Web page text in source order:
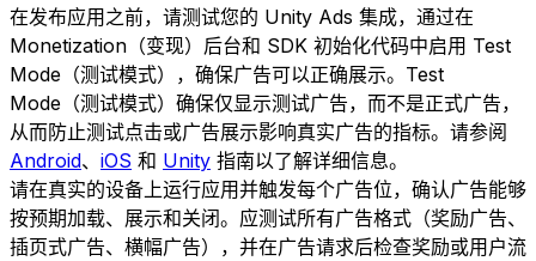
在发布应用之前，请测试您的 Unity Ads 集成，通过在
Monetization（变现）后台和 SDK 初始化代码中启用 Test
Mode（测试模式），确保广告可以正确展示。Test
Mode（测试模式）确保仅显示测试广告，而不是正式广告，
从而防止测试点击或广告展示影响真实广告的指标。请参阅
Android、 iOS 和 Unity 指南以了解详细信息。
请在真实的设备上运行应用并触发每个广告位，确认广告能够
按预期加载、展示和关闭。应测试所有广告格式（奖励广告、
插页式广告、横幅广告），并在广告请求后检查奖励或用户流